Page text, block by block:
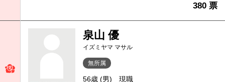
380 票
泉山 優
イズミヤマ マサル
無所属
56歳 (男) 現職